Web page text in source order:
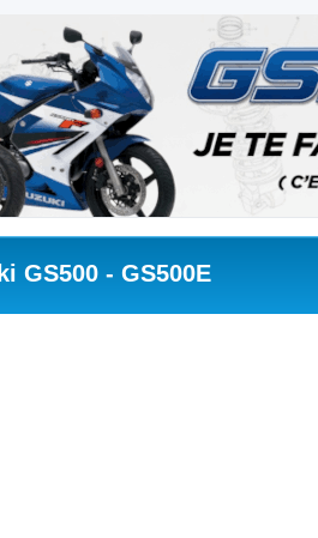
GS500 - GS500E